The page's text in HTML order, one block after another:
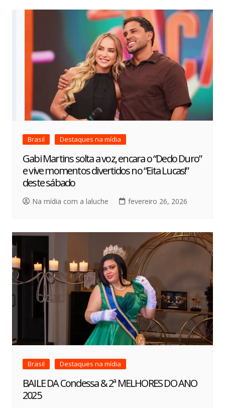
Brasil Destaques na mídia
Gabi Martins solta a voz, encara o “Dedo Duro”
e vive momentos divertidos no “Eita Lucas!”
deste sábado
Na mídia com a laluche fevereiro 26, 2026
Brasil Destaques na mídia
BAILE DA Condessa & 2ª MELHORES DO ANO
2025